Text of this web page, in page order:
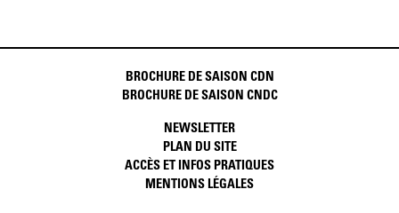
BROCHURE DE SAISON CDN
BROCHURE DE SAISON CNDC
NEWSLETTER
PLAN DU SITE
ACCÈS ET INFOS PRATIQUES
MENTIONS LÉGALES